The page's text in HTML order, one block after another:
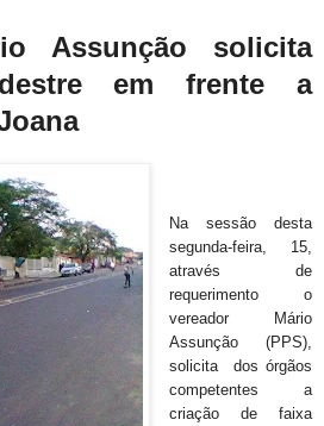
Assunção solicita
em frente a
Na sessão desta
segunda-feira, 15,
através de
requerimento o
vereador Mário
Assunção (PPS),
solicita dos órgãos
competentes a
criação de faixa